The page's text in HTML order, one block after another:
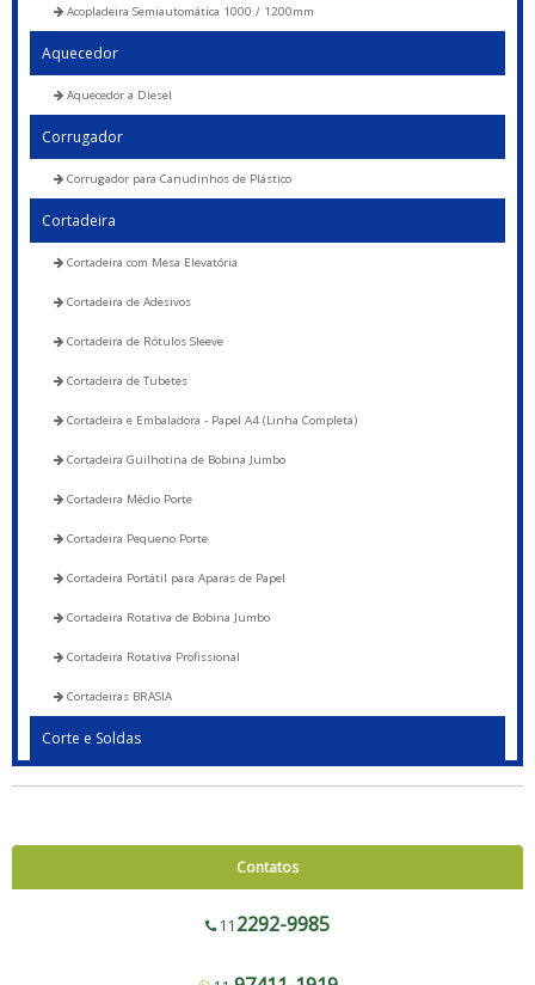
Acopladeira Semiautomática 1000 / 1200mm
Aquecedor
Aquecedor a Diesel
Corrugador
Corrugador para Canudinhos de Plástico
Cortadeira
Cortadeira com Mesa Elevatória
Cortadeira de Adesivos
Cortadeira de Rótulos Sleeve
Cortadeira de Tubetes
Cortadeira e Embaladora - Papel A4 (Linha Completa)
Cortadeira Guilhotina de Bobina Jumbo
Cortadeira Médio Porte
Cortadeira Pequeno Porte
Cortadeira Portátil para Aparas de Papel
Cortadeira Rotativa de Bobina Jumbo
Cortadeira Rotativa Profissional
Cortadeiras BRASIA
Corte e Soldas
Corte e Solda 1000 para Envelope de Segurança, Sacos de Correios e Sacos
Corte e Solda Fundo - 600 a 1200
Contatos
11 2292-9985